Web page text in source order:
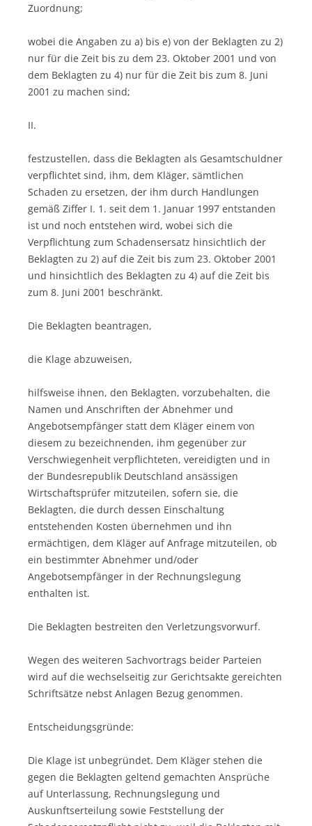
Zuordnung;
wobei die Angaben zu a) bis e) von der Beklagten zu 2)
nur für die Zeit bis zu dem 23. Oktober 2001 und von
dem Beklagten zu 4) nur für die Zeit bis zum 8. Juni
2001 zu machen sind;
II.
festzustellen, dass die Beklagten als Gesamtschuldner
verpflichtet sind, ihm, dem Kläger, sämtlichen
Schaden zu ersetzen, der ihm durch Handlungen
gemäß Ziffer I. 1. seit dem 1. Januar 1997 entstanden
ist und noch entstehen wird, wobei sich die
Verpflichtung zum Schadensersatz hinsichtlich der
Beklagten zu 2) auf die Zeit bis zum 23. Oktober 2001
und hinsichtlich des Beklagten zu 4) auf die Zeit bis
zum 8. Juni 2001 beschränkt.
Die Beklagten beantragen,
die Klage abzuweisen,
hilfsweise ihnen, den Beklagten, vorzubehalten, die
Namen und Anschriften der Abnehmer und
Angebotsempfänger statt dem Kläger einem von
diesem zu bezeichnenden, ihm gegenüber zur
Verschwiegenheit verpflichteten, vereidigten und in
der Bundesrepublik Deutschland ansässigen
Wirtschaftsprüfer mitzuteilen, sofern sie, die
Beklagten, die durch dessen Einschaltung
entstehenden Kosten übernehmen und ihn
ermächtigen, dem Kläger auf Anfrage mitzuteilen, ob
ein bestimmter Abnehmer und/oder
Angebotsempfänger in der Rechnungslegung
enthalten ist.
Die Beklagten bestreiten den Verletzungsvorwurf.
Wegen des weiteren Sachvortrags beider Parteien
wird auf die wechselseitig zur Gerichtsakte gereichten
Schriftsätze nebst Anlagen Bezug genommen.
Entscheidungsgründe:
Die Klage ist unbegründet. Dem Kläger stehen die
gegen die Beklagten geltend gemachten Ansprüche
auf Unterlassung, Rechnungslegung und
Auskunftserteilung sowie Feststellung der